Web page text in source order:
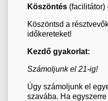
Köszöntés (facilitátor)
Köszöntsd a
időkereteket!
Kezdő gyakorlat:
Számoljunk el 21-ig!
Úgy számoljunk el
szavába. Ha